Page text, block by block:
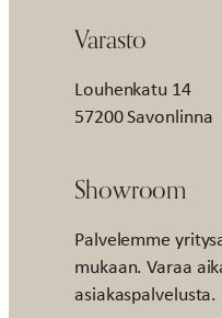
Varasto
Louhenkatu 14
57200 Savonlinna
Showroom
Palvelemme
mukaan. Varaa
asiakaspalvelusta.